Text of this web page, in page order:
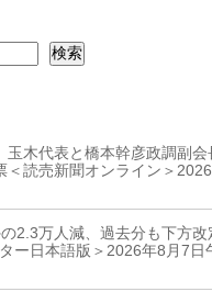
検索
玉木代表と橋本幹彦政調副
読売新聞オンライン＞
2.3万人減、過去分も下方
ー日本語版＞2026年8月7日